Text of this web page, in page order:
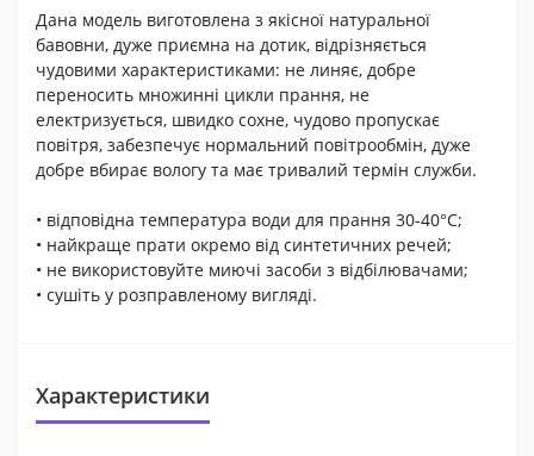
Дана модель виготовлена ​​з якісної натуральної
бавовни, дуже приємна на дотик, відрізняється
чудовими характеристиками: не линяє, добре
переносить множинні цикли прання, не
електризується, швидко сохне, чудово пропускає
повітря, забезпечує нормальний повітрообмін, дуже
добре вбирає вологу та має тривалий термін служби.
• відповідна температура води для прання 30-40°С;
• найкраще прати окремо від синтетичних речей;
• не використовуйте миючі засоби з відбілювачами;
• сушіть у розправленому вигляді.
Характеристики